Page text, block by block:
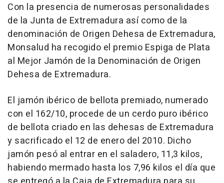
Con la presencia de numerosas personalidades
de la Junta de Extremadura así como de la
denominación de Origen Dehesa de Extremadura,
Monsalud ha recogido el premio Espiga de Plata
al Mejor Jamón de la Denominación de Origen
Dehesa de Extremadura.
El jamón ibérico de bellota premiado, numerado
con el 162/10, procede de un cerdo puro ibérico
de bellota criado en las dehesas de Extremadura
y sacrificado el 12 de enero del 2010. Dicho
jamón pesó al entrar en el saladero, 11,3 kilos,
habiendo mermado hasta los 7,96 kilos el día que